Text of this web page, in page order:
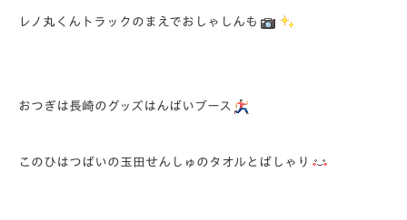
レノ丸くんトラックのまえでおしゃしんも
おつぎは長崎のグッズはんばいブース
このひはつばいの玉田せんしゅのタオルとぱしゃり